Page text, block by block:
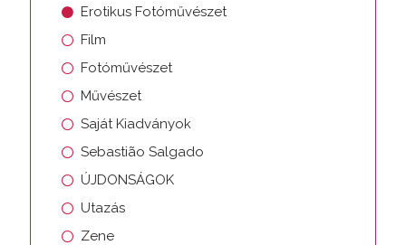
Erotikus Fotóművészet
Film
Fotóművészet
Művészet
Saját Kiadványok
Sebastião Salgado
ÚJDONSÁGOK
Utazás
Zene